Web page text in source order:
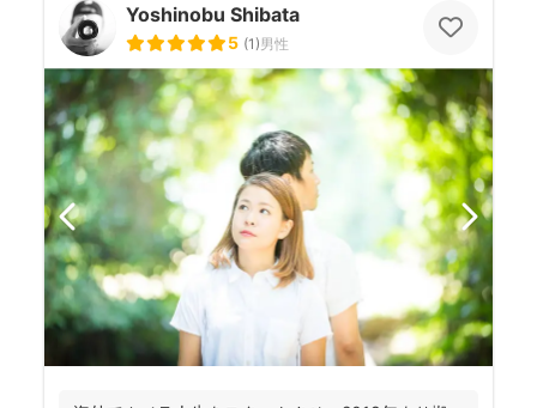
Yoshinobu Shibata
5 (1)男性